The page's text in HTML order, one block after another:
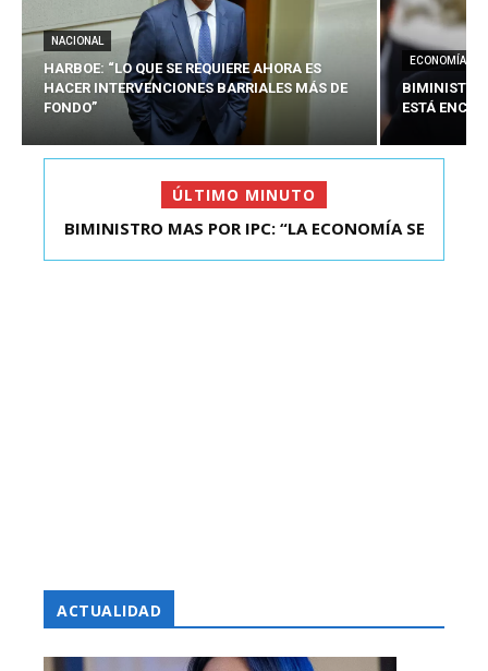
NACIONAL
HARBOE: “LO QUE SE REQUIERE AHORA ES
HACER INTERVENCIONES BARRIALES MÁS DE
FONDO”
ECONOMÍA
BIMINISTRO
ESTÁ
ÚLTIMO MINUTO
KAST SE REUNIÓ CON EL PRESIDENTE ELECTO DE
BIMINISTRO MAS POR IPC: “LA ECONOMÍA SE
ACTUALIDAD